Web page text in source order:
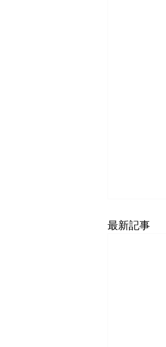
最新記事